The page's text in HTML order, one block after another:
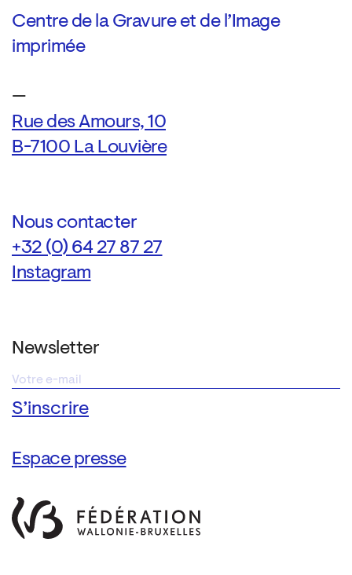
Centre de la Gravure et de l’Image
imprimée
—
Rue des Amours, 10
B-7100 La Louvière
Nous contacter
+32 (0) 64 27 87 27
Instagram
Newsletter
Espace presse